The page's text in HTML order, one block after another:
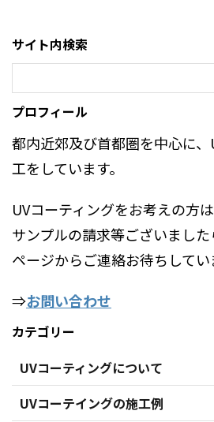
サイト内検索
プロフィール
都内近郊及び首都圏を中心に
工をしています。
UVコーティングをお考えの方
サンプルの請求等ございまし
ページからご連絡お待ちしてい
⇒お問い合わせ
カテゴリー
UVコーティングについて
UVコーテイングの施工例